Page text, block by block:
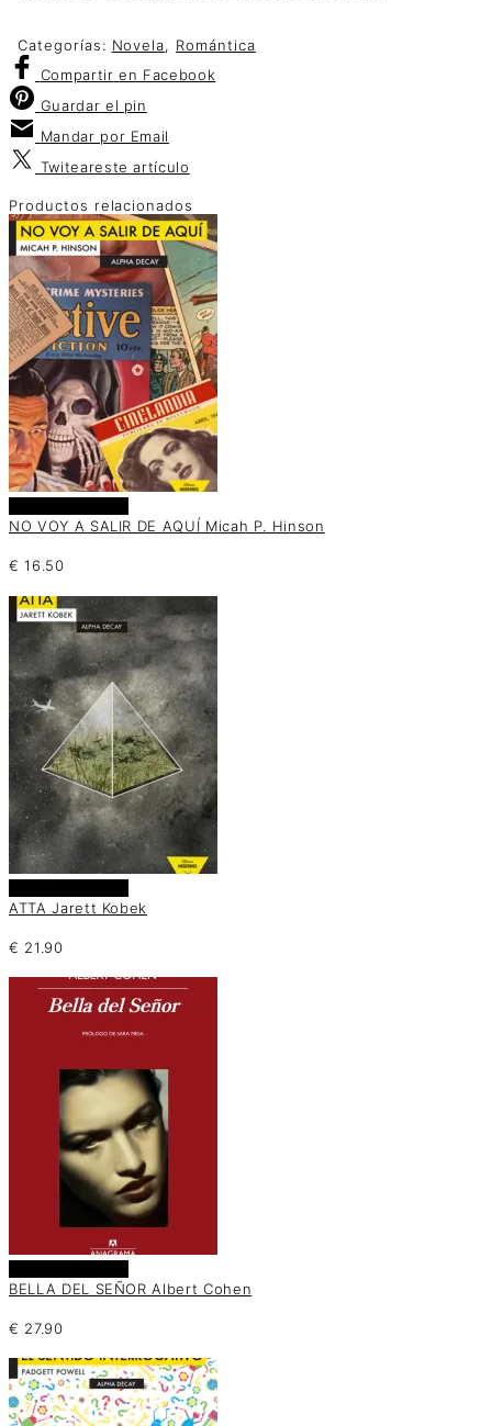
Categorías: Novela, Romántica
Compartir en Facebook
Guardar el pin
Mandar por Email
Twiteareste artículo
Productos relacionados
NO VOY A SALIR DE AQUÍ Micah P. Hinson
€ 16.50
ATTA Jarett Kobek
€ 21.90
BELLA DEL SEÑOR Albert Cohen
€ 27.90